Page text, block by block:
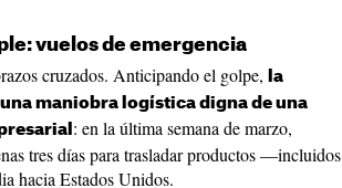
vuelos de emergencia
cruzados. Anticipando el golpe,
la
maniobra logística digna de una
: en la última semana de marzo,
tres días para trasladar productos —incluidos
hacia Estados Unidos.